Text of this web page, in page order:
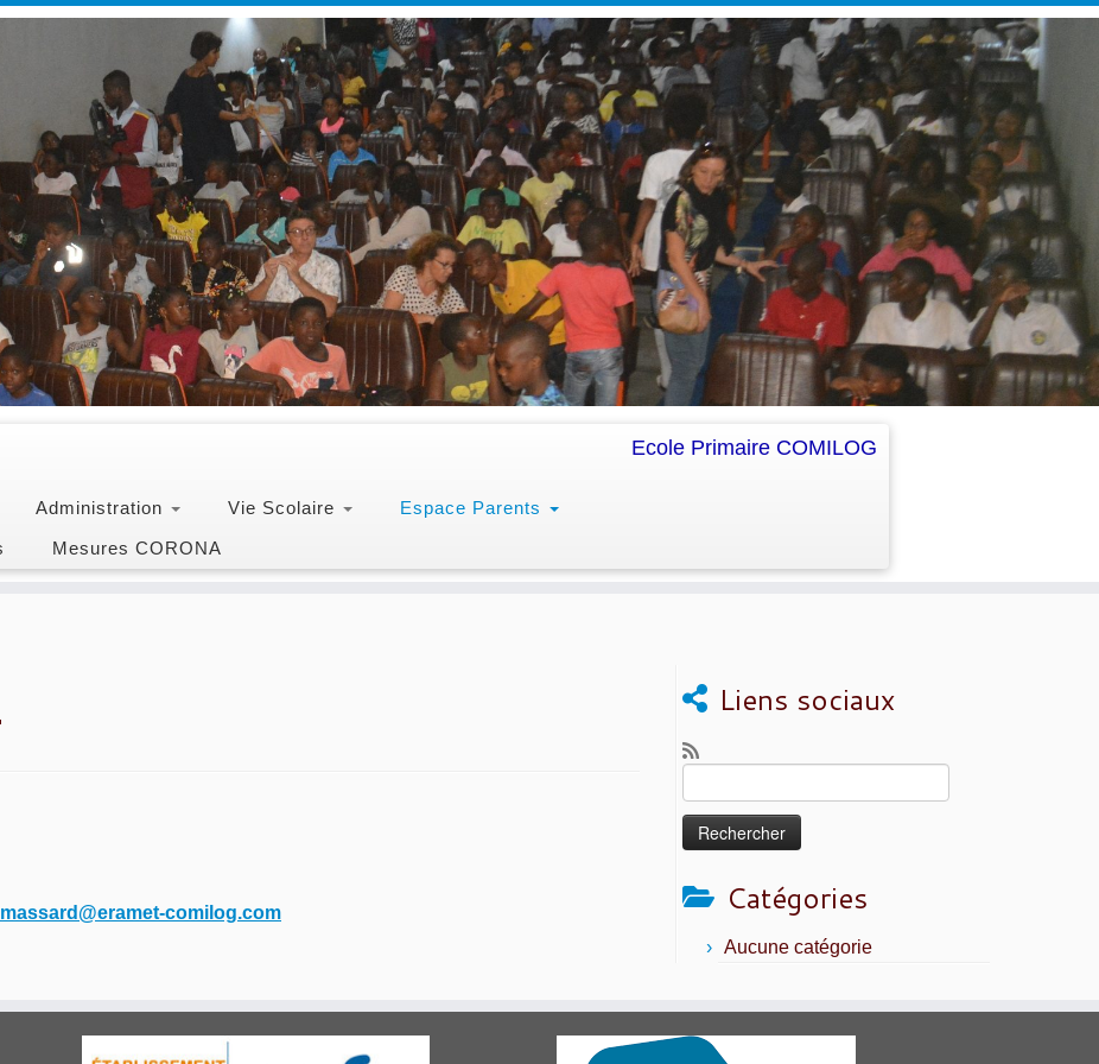
Ecole Primaire COMILOG
Administration Vie Scolaire
Espace Parents
Mesures CORONA
comilog.com
Liens sociaux
Catégories
Aucune catégorie